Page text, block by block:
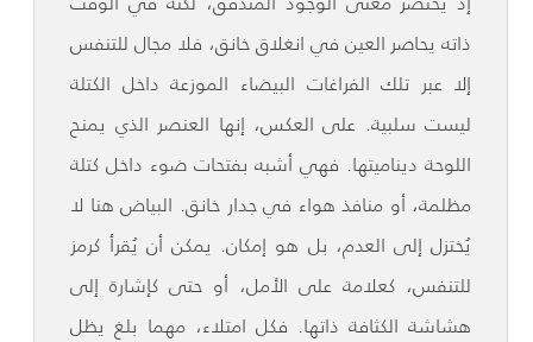
ذاته يحاصر العين في انغلاق خانق، فلا مجال للتنفس
إلا عبر تلك الفراغات البيضاء الموزعة داخل الكتلة
ليست سلبية. على العكس، إنها العنصر الذي يمنح
اللوحة ديناميتها. فهي أشبه بفتحات ضوء داخل كتلة
مظلمة، أو منافذ هواء في جدار خانق. البياض هنا لا
يُختزل إلى العدم، بل هو إمكان. يمكن أن يُقرأ كرمز
للتنفس، كعلامة على الأمل، أو حتى كإشارة إلى
هشاشة الكثافة ذاتها. فكل امتلاء، مهما بلغ يظل